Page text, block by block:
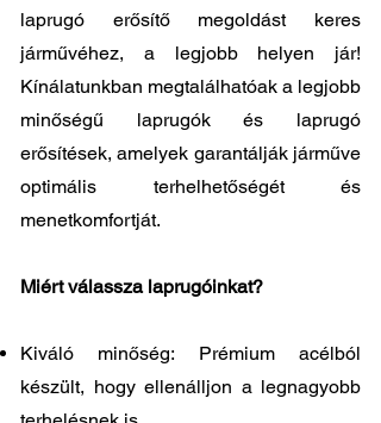
laprugó erősítő megoldást keres
járművéhez, a legjobb helyen jár!
Kínálatunkban megtalálhatóak a legjobb
minőségű laprugók és laprugó
erősítések, amelyek garantálják járműve
optimális terhelhetőségét és
menetkomfortját.
Miért válassza laprugóinkat?
Kiváló minőség: Prémium acélból
készült, hogy ellenálljon a legnagyobb